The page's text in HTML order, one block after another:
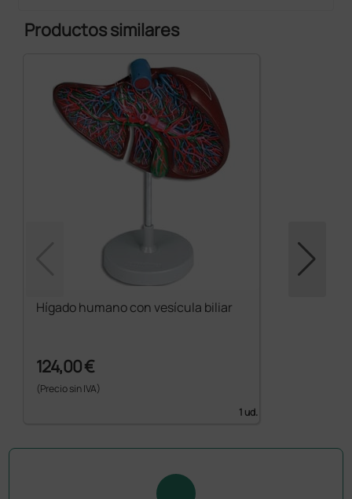
Productos similares
Hígado humano con vesícula biliar
124,00 €
(Precio sin IVA)
1 ud.